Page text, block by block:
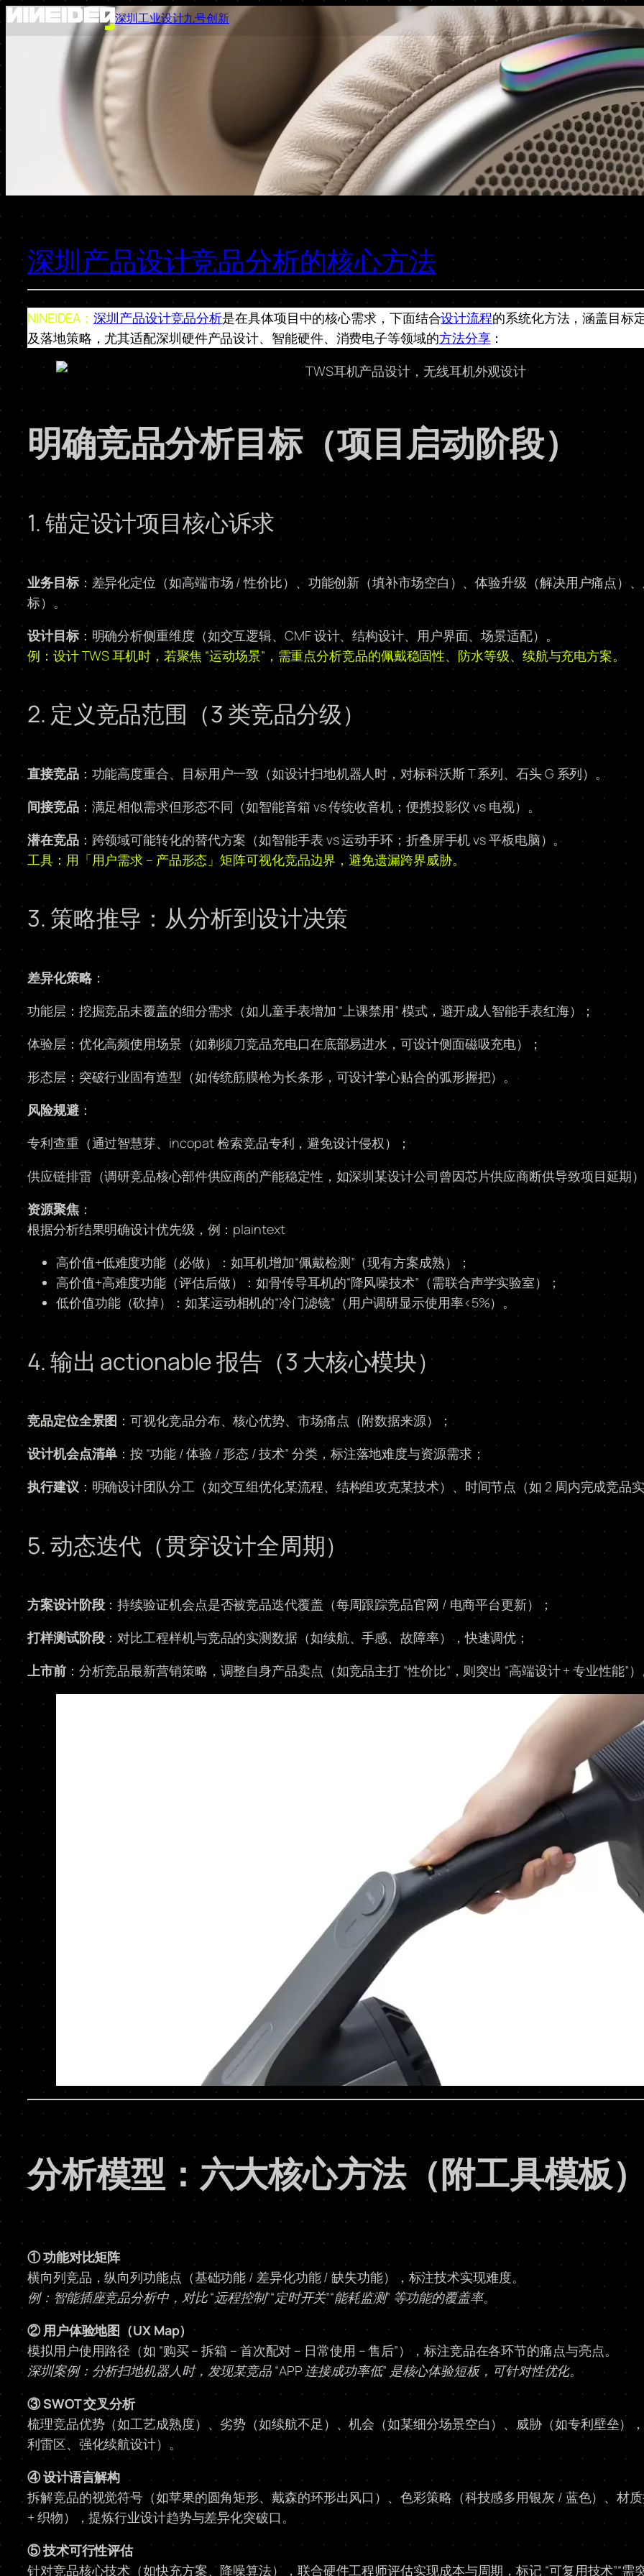
跳
至
深圳工业设计九号创新
深圳产品设计竞品分析的核心方法
NINEIDEA：深圳产品设计竞品分析是在具体项目中的核心需求，下面结合设计流程的系统化方法，涵盖目标
及落地策略，尤其适配深圳硬件产品设计、智能硬件、消费电子等领域的方法分享：
明确竞品分析目标（项目启动阶段）
1. 锚定设计项目核心诉求
业务目标：差异化定位（如高端市场 / 性价比）、功能创新（填补市场空白）、体验升级（解决用户痛点）
标）。
设计目标：明确分析侧重维度（如交互逻辑、CMF 设计、结构设计、用户界面、场景适配）。
例：设计 TWS 耳机时，若聚焦 “运动场景”，需重点分析竞品的佩戴稳固性、防水等级、续航与充电方案。
2. 定义竞品范围（3 类竞品分级）
直接竞品：功能高度重合、目标用户一致（如设计扫地机器人时，对标科沃斯 T 系列、石头 G 系列）。
间接竞品：满足相似需求但形态不同（如智能音箱 vs 传统收音机；便携投影仪 vs 电视）。
潜在竞品：跨领域可能转化的替代方案（如智能手表 vs 运动手环；折叠屏手机 vs 平板电脑）。
工具：用「用户需求 – 产品形态」矩阵可视化竞品边界，避免遗漏跨界威胁。
3. 策略推导：从分析到设计决策
差异化策略：
功能层：挖掘竞品未覆盖的细分需求（如儿童手表增加 “上课禁用” 模式，避开成人智能手表红海）；
体验层：优化高频使用场景（如剃须刀竞品充电口在底部易进水，可设计侧面磁吸充电）；
形态层：突破行业固有造型（如传统筋膜枪为长条形，可设计掌心贴合的弧形握把）。
风险规避：
专利查重（通过智慧芽、incopat 检索竞品专利，避免设计侵权）；
供应链排雷（调研竞品核心部件供应商的产能稳定性，如深圳某设计公司曾因芯片供应商断供导致项目延期
资源聚焦：
根据分析结果明确设计优先级，例：plaintext
高价值+低难度功能（必做）：如耳机增加“佩戴检测”（现有方案成熟）；
高价值+高难度功能（评估后做）：如骨传导耳机的“降风噪技术”（需联合声学实验室）；
低价值功能（砍掉）：如某运动相机的“冷门滤镜”（用户调研显示使用率<5%）。
4. 输出 actionable 报告（3 大核心模块）
竞品定位全景图 ：可视化竞品分布、核心优势、市场痛点（附数据来源）；
设计机会点清单 ：按 “功能 / 体验 / 形态 / 技术” 分类，标注落地难度与资源需求；
执行建议 ：明确设计团队分工（如交互组优化某流程、结构组攻克某技术）、时间节点（如 2 周内完成竞品
5. 动态迭代（贯穿设计全周期）
方案设计阶段：持续验证机会点是否被竞品迭代覆盖（每周跟踪竞品官网 / 电商平台更新）；
打样测试阶段：对比工程样机与竞品的实测数据（如续航、手感、故障率），快速调优；
上市前：分析竞品最新营销策略，调整自身产品卖点（如竞品主打 “性价比”，则突出 “高端设计 + 专业性能”
分析模型：六大核心方法（附工具模板
① 功能对比矩阵
横向列竞品，纵向列功能点（基础功能 / 差异化功能 / 缺失功能），标注技术实现难度。
例：智能插座竞品分析中，对比 “远程控制”“定时开关”“能耗监测” 等功能的覆盖率。
② 用户体验地图（UX Map）
模拟用户使用路径（如 “购买 – 拆箱 – 首次配对 – 日常使用 – 售后”），标注竞品在各环节的痛点与亮点。
深圳案例：分析扫地机器人时，发现某竞品 “APP 连接成功率低” 是核心体验短板，可针对性优化。
③ SWOT 交叉分析
梳理竞品优势（如工艺成熟度）、劣势（如续航不足）、机会（如某细分场景空白）、威胁（如专利壁垒）
利雷区、强化续航设计）。
④ 设计语言解构
拆解竞品的视觉符号（如苹果的圆角矩形、戴森的环形出风口）、色彩策略（科技感多用银灰 / 蓝色）、材
+ 织物），提炼行业设计趋势与差异化突破口。
⑤ 技术可行性评估
针对竞品核心技术（如快充方案、降噪算法），联合硬件工程师评估实现成本与周期，标记 “可复用技术”“需